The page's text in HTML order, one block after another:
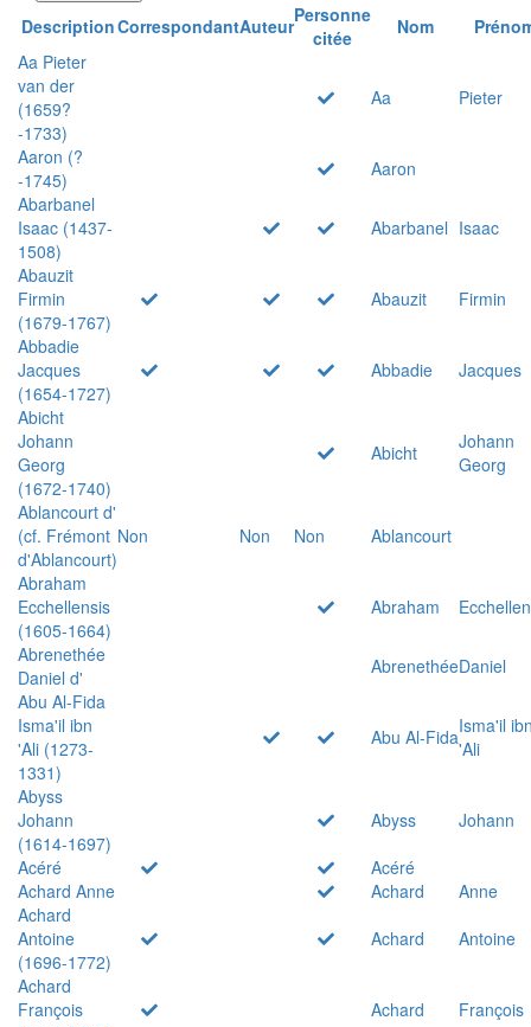
DescriptionCorrespondantAuteurPersonne
citée
Nom
Aa Pieter
van der
(1659?
-1733)
Aa Pieter
Aaron (?
-1745)
Aaron
Abarbanel
Isaac (1437-
1508)
Abarbanel Isaac
Abauzit
Firmin
(1679-1767)
Abauzit
Firmin
Abbadie
Jacques
(1654-1727)
Abbadie
Jacques
Abicht
Johann
Georg
(1672-1740)
Abicht
Johann
Georg
Ablancourt d'
(cf. Frémont
d'Ablancourt)
Non Non Non
Ablancourt
Abraham
Ecchellensis
(1605-1664)
Abraham
Abrenethée
Daniel d'
AbrenethéeDaniel
Abu Al-Fida
Isma'il ibn
'Ali (1273-
1331)
Abu Al-FidaIsma'il
'Ali
Abyss
Johann
(1614-1697)
Abyss
Johann
Acéré
Acéré
Achard Anne
Achard
Anne
Achard
Antoine
(1696-1772)
Achard
Antoine
Achard
François
Achard
François